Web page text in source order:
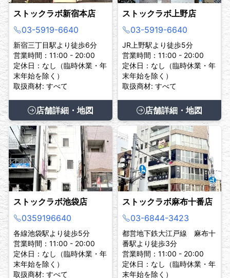
ストックラボ新宿本店
03-5919-6640
新宿三丁目駅より徒歩6分
営業時間：11:00 - 20:00
定休日：なし（臨時休業・年
末年始を除く）
取扱商材: すべて
店舗詳細・地図
ストックラボ上野店
03-5919-6640
JR上野駅より徒歩5分
営業時間：11:00 - 20:00
定休日：なし（臨時休業・年
末年始を除く）
取扱商材: すべて
店舗詳細・地図
ストックラボ池袋店
0359196640
各線池袋駅より徒歩5分
営業時間：11:00 - 20:00
定休日：なし（臨時休業・年
末年始を除く）
取扱商材: すべて
ストックラボ麻布十番店
03-6844-3423
都営地下鉄大江戸線 麻布十
番駅より徒歩3分
営業時間：11:00 - 20:00
定休日：なし（臨時休業・年
末年始を除く）